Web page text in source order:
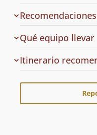
Qué equipo llevar
Cuál
es
Itinerario